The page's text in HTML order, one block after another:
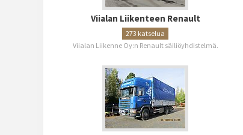
Viialan Liikenteen Renault
273 katselua
Viialan Liikenne Oy:n Renault säiliöyhdistelmä.